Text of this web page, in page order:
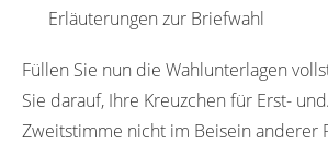
Erläuterungen zur Briefwahl
Füllen Sie nun die Wahlunterlagen
Sie darauf, Ihre Kreuzchen für Erst-
Zweitstimme nicht im Beisein anderer